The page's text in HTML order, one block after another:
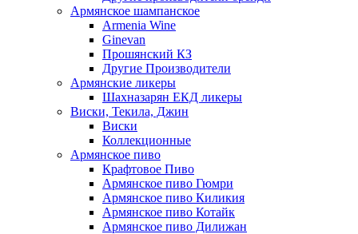
Армянское шампанское
Armenia Wine
Ginevan
Прошянский КЗ
Другие Производители
Армянские ликеры
Шахназарян ЕКД ликеры
Виски, Текила, Джин
Виски
Коллекционные
Армянское пиво
Крафтовое Пиво
Армянское пиво Гюмри
Армянское пиво Киликия
Армянское пиво Котайк
Армянское пиво Дилижан